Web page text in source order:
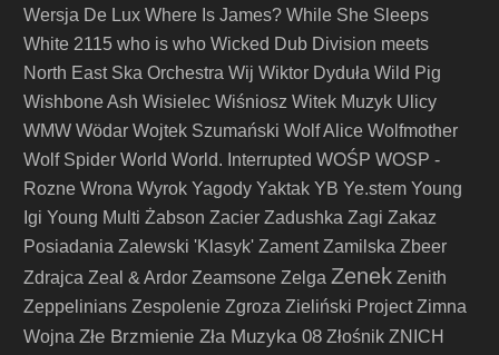
Wersja De Lux Where Is James? While She Sleeps
White 2115 who is who Wicked Dub Division meets
North East Ska Orchestra Wij Wiktor Dyduła Wild Pig
Wishbone Ash Wisielec Wiśniosz Witek Muzyk Ulicy
WMW Wödar Wojtek Szumański Wolf Alice Wolfmother
Wolf Spider World World. Interrupted WOŚP WOSP -
Rozne Wrona Wyrok Yagody Yaktak YB Ye.stem Young
Igi Young Multi Żabson Zacier Zadushka Zagi Zakaz
Posiadania Zalewski 'Klasyk' Zament Zamilska Zbeer
Zdrajca Zeal & Ardor Zeamsone Zelga Zenek Zenith
Zeppelinians Zespolenie Zgroza Zieliński Project Zimna
Wojna Złe Brzmienie Zła Muzyka 08 Złośnik ZNICH